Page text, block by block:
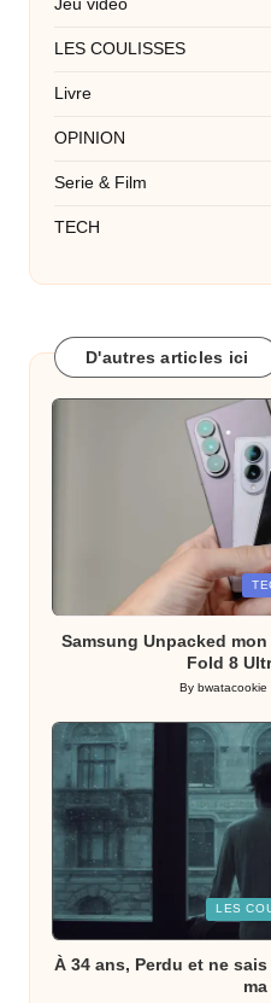
Jeu video
LES COULISSES
Livre
OPINION
Serie & Film
TECH
D'autres articles ici
Samsung Unpacked
Fold 8
Posted
By bwatacookie
LES
À 34 ans, Perdu et ne